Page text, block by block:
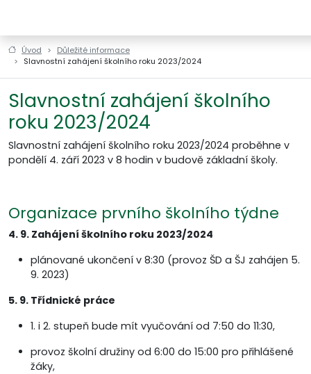
Úvod
Důležité informace
Slavnostní zahájení školního roku 2023/2024
Slavnostní zahájení školního
roku 2023/2024
Slavnostní zahájení školního roku 2023/2024 proběhne v
pondělí 4. září 2023 v 8 hodin v budově základní školy.
Organizace prvního školního týdne
4. 9. Zahájení školního roku 2023/2024
plánované ukončení v 8:30 (provoz ŠD a ŠJ zahájen 5.
9. 2023)
5. 9. Třídnické práce
1. i 2. stupeň bude mít vyučování od 7:50 do 11:30,
provoz školní družiny od 6:00 do 15:00 pro přihlášené
žáky,